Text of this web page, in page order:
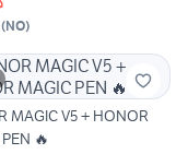
(NO)
MAGIC V5 + HONOR
🔥